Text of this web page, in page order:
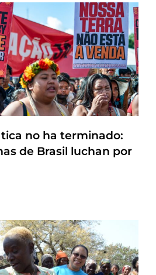
no ha terminado:
de Brasil luchan por